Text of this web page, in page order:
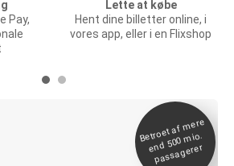
Pay,
Lette at købe
Hent dine billetter online, i
vores app, eller i en Flixshop
Betroet af
mere
end 500
mio.
passagerer